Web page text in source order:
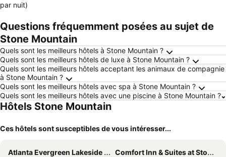
par nuit)
Questions fréquemment posées au sujet de
Stone Mountain
Quels sont les meilleurs hôtels à Stone Mountain ?
Quels sont les meilleurs hôtels de luxe à Stone Mountain ?
Quels sont les meilleurs hôtels acceptant les animaux de compagnie
à Stone Mountain ?
Quels sont les meilleurs hôtels avec spa à Stone Mountain ?
Quels sont les meilleurs hôtels avec une piscine à Stone Mountain ?
Hôtels Stone Mountain
Ces hôtels sont susceptibles de vous intéresser...
Atlanta Evergreen Lakeside Resort
Comfort Inn & Suites at Stone Mountain